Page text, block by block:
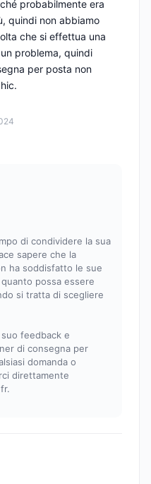
probabilmente era
quindi non abbiamo
che si effettua una
problema, quindi
per posta non
di condividere la sua
sapere che la
ha soddisfatto le sue
possa essere
si tratta di scegliere
feedback e
di consegna per
domanda o
direttamente
.